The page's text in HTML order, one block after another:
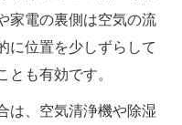
家電の裏側は空気の流
に位置を少しずらして
とも有効です。
は、空気清浄機や除湿